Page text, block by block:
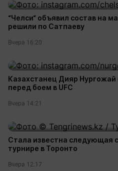
“Челси“ объявил состав на
решили по Сатпаеву
Вчера 16:20
Казахстанец Дияр
перед боем в UFC
Вчера 14:21
Стала известна следующая
турнире в Торонто
Вчера 12:17